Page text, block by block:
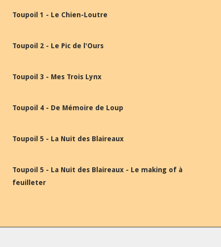
Toupoil 1 - Le Chien-Loutre
Toupoil 2 - Le Pic de l'Ours
Toupoil 3 - Mes Trois Lynx
Toupoil 4 - De Mémoire de Loup
Toupoil 5 - La Nuit des Blaireaux
Toupoil 5 - La Nuit des Blaireaux - Le making of à
feuilleter